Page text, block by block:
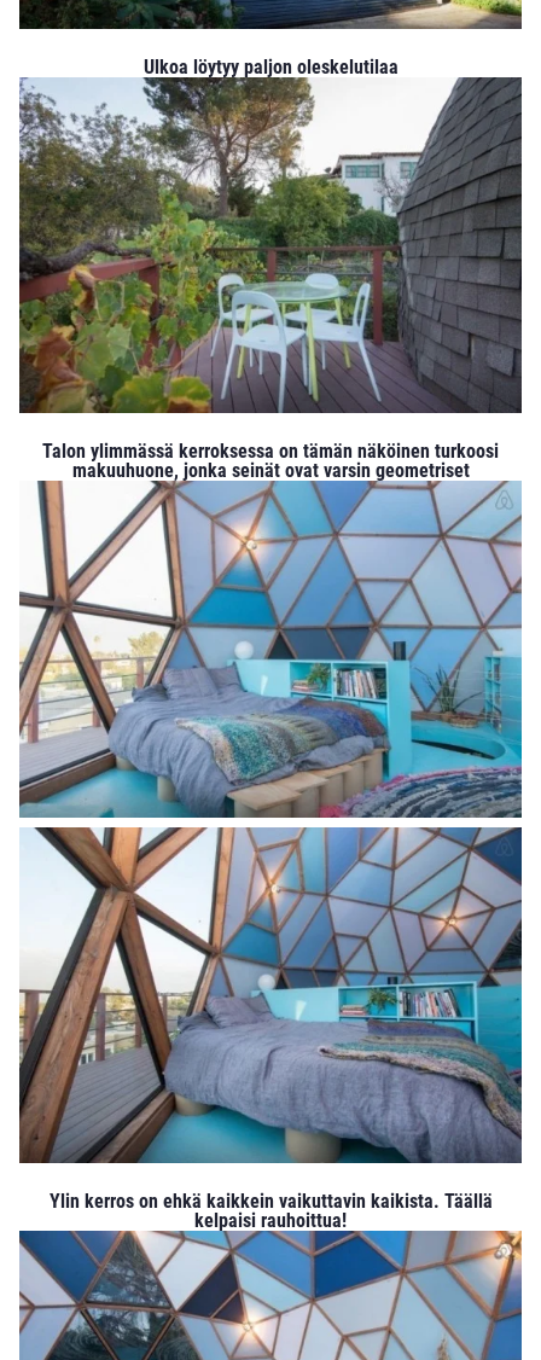
Ulkoa löytyy paljon oleskelutilaa
Talon ylimmässä kerroksessa on tämän näköinen turkoosi
makuuhuone, jonka seinät ovat varsin geometriset
Ylin kerros on ehkä kaikkein vaikuttavin kaikista. Täällä
kelpaisi rauhoittua!